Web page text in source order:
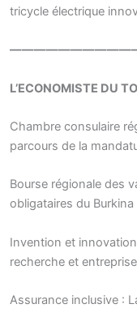
tricycle électrique
L’ECONOMISTE DU
Chambre consulaire
parcours de la
Bourse régionale des
obligataires du
Invention et
recherche et entreprise
Assurance inclusive :